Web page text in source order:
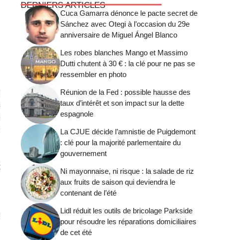
DERNIERS ARTICLES
Cuca Gamarra dénonce le pacte secret de
Sánchez avec Otegi à l’occasion du 29e
anniversaire de Miguel Ángel Blanco
Les robes blanches Mango et Massimo
Dutti chutent à 30 € : la clé pour ne pas se
ressembler en photo
Réunion de la Fed : possible hausse des
taux d’intérêt et son impact sur la dette
espagnole
La CJUE décide l’amnistie de Puigdemont
: clé pour la majorité parlementaire du
gouvernement
Ni mayonnaise, ni risque : la salade de riz
aux fruits de saison qui deviendra le
contenant de l’été
Lidl réduit les outils de bricolage Parkside
pour résoudre les réparations domiciliaires
de cet été